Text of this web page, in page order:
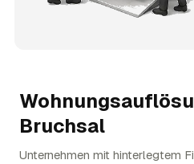
Bruchsal
Unternehmen mit hinterlegtem